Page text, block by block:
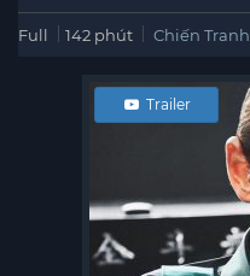
Full 142 phút Chiến Tranh
Trailer